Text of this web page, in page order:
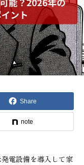
Share
note
電設備を導入して家